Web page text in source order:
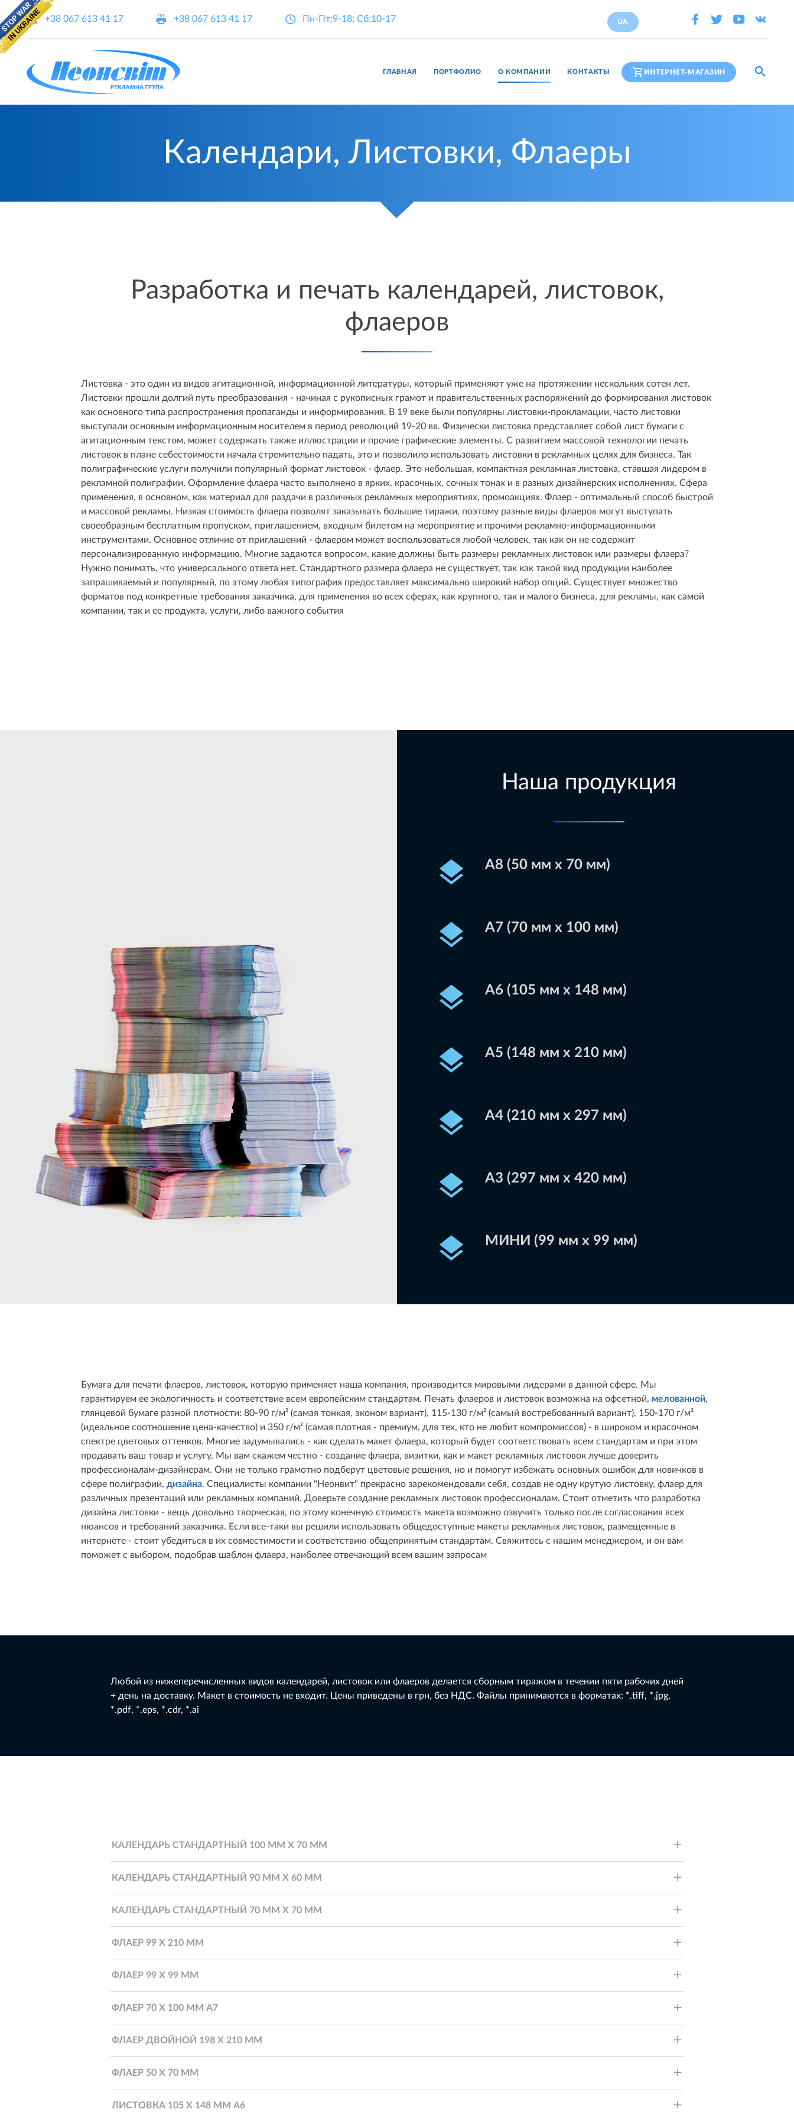
+38 067 613 41 17 +38 067 613 41 17 Пн-Пт:9-18; Сб:10-17 UA
ГЛАВНАЯ ПОРТФОЛИО О КОМПАНИИ КОНТАКТЫ ИНТЕРНЕТ-МАГАЗИН
Календари, Листовки, Флаеры
Разработка и печать календарей, листовок,
флаеров
Листовка - это один из видов агитационной, информационной литературы, который применяют уже на протяжении нескольких сотен лет.
Листовки прошли долгий путь преобразования - начиная с рукописных грамот и правительственных распоряжений до формирования листовок
как основного типа распространения пропаганды и информирования. В 19 веке были популярны листовки-прокламации, часто листовки
выступали основным информационным носителем в период революций 19-20 вв. Физически листовка представляет собой лист бумаги с
агитационным текстом, может содержать также иллюстрации и прочие графические элементы. С развитием массовой технологии печать
листовок в плане себестоимости начала стремительно падать, это и позволило использовать листовки в рекламных целях для бизнеса. Так
полиграфические услуги получили популярный формат листовок - флаер. Это небольшая, компактная рекламная листовка, ставшая лидером в
рекламной полиграфии. Оформление флаера часто выполнено в ярких, красочных, сочных тонах и в разных дизайнерских исполнениях. Сфера
применения, в основном, как материал для раздачи в различных рекламных мероприятиях, промоакциях. Флаер - оптимальный способ быстрой
и массовой рекламы. Низкая стоимость флаера позволят заказывать большие тиражи, поэтому разные виды флаеров могут выступать
своеобразным бесплатным пропуском, приглашением, входным билетом на мероприятие и прочими рекламно-информационными
инструментами. Основное отличие от приглашений - флаером может воспользоваться любой человек, так как он не содержит
персонализированную информацию. Многие задаются вопросом, какие должны быть размеры рекламных листовок или размеры флаера?
Нужно понимать, что универсального ответа нет. Стандартного размера флаера не существует, так как такой вид продукции наиболее
запрашиваемый и популярный, по этому любая типография предоставляет максимально широкий набор опций. Существует множество
форматов под конкретные требования заказчика, для применения во всех сферах, как крупного, так и малого бизнеса, для рекламы, как самой
компании, так и ее продукта, услуги, либо важного события
Наша продукция
А8 (50 мм х 70 мм)
А7 (70 мм х 100 мм)
А6 (105 мм х 148 мм)
А5 (148 мм х 210 мм)
А4 (210 мм х 297 мм)
А3 (297 мм х 420 мм)
МИНИ (99 мм х 99 мм)
Бумага для печати флаеров, листовок, которую применяет наша компания, производится мировыми лидерами в данной сфере. Мы
гарантируем ее экологичность и соответствие всем европейским стандартам. Печать флаеров и листовок возможна на офсетной, мелованной,
глянцевой бумаге разной плотности: 80-90 г/м² (самая тонкая, эконом вариант), 115-130 г/м² (самый востребованный вариант), 150-170 г/м²
(идеальное соотношение цена-качество) и 350 г/м² (самая плотная - премиум, для тех, кто не любит компромиссов) - в широком и красочном
спектре цветовых оттенков. Многие задумывались - как сделать макет флаера, который будет соответствовать всем стандартам и при этом
продавать ваш товар и услугу. Мы вам скажем честно - создание флаера, визитки, как и макет рекламных листовок лучше доверить
профессионалам-дизайнерам. Они не только грамотно подберут цветовые решения, но и помогут избежать основных ошибок для новичков в
сфере полиграфии, дизайна. Специалисты компании "Неонвит" прекрасно зарекомендовали себя, создав не одну крутую листовку, флаер для
различных презентаций или рекламных компаний. Доверьте создание рекламных листовок профессионалам. Стоит отметить что разработка
дизайна листовки - вещь довольно творческая, по этому конечную стоимость макета возможно озвучить только после согласования всех
нюансов и требований заказчика. Если все-таки вы решили использовать общедоступные макеты рекламных листовок, размещенные в
интернете - стоит убедиться в их совместимости и соответствию общепринятым стандартам. Свяжитесь с нашим менеджером, и он вам
поможет с выбором, подобрав шаблон флаера, наиболее отвечающий всем вашим запросам
Любой из нижеперечисленных видов календарей, листовок или флаеров делается сборным тиражом в течении пяти рабочих дней
+ день на доставку. Макет в стоимость не входит. Цены приведены в грн, без НДС. Файлы принимаются в форматах: *.tiff, *.jpg,
*.pdf, *.eps, *.cdr, *.ai
КАЛЕНДАРЬ СТАНДАРТНЫЙ 100 ММ X 70 ММ
КАЛЕНДАРЬ СТАНДАРТНЫЙ 90 ММ X 60 ММ
КАЛЕНДАРЬ СТАНДАРТНЫЙ 70 ММ X 70 ММ
ФЛАЕР 99 Х 210 ММ
ФЛАЕР 99 Х 99 ММ
ФЛАЕР 70 Х 100 ММ А7
ФЛАЕР ДВОЙНОЙ 198 Х 210 ММ
ФЛАЕР 50 Х 70 ММ
ЛИСТОВКА 105 Х 148 ММ А6